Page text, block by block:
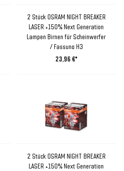
2 Stück OSRAM NIGHT BREAKER
LASER +150% Next Generation
Lampen Birnen für Scheinwerfer
/ Fassung H3
23,96 €*
2 Stück OSRAM NIGHT BREAKER
LASER +150% Next Generation